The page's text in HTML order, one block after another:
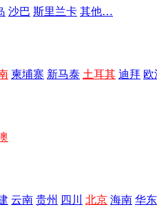
沙巴 斯里兰卡 其他…
柬埔寨 新马泰 土耳其 迪拜 欧
云南 贵州 四川 北京 海南 华东